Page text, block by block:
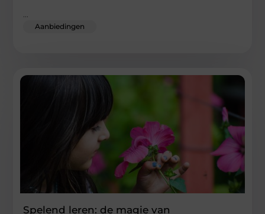
Aanbiedingen
Spelend leren: de magie van